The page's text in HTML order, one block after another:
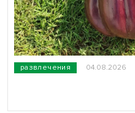
развлечения 04.08.2026